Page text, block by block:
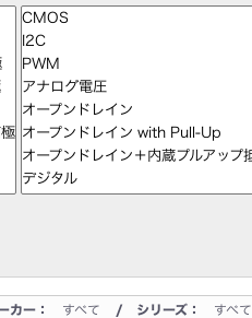
ー： すべて / シリーズ： すべて